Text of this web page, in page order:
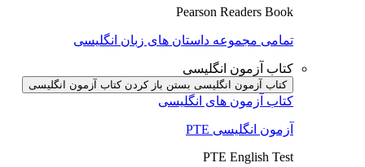
Pearson Readers Book
تمامی مجموعه داستان های زبان انگلیسی
کتاب آزمون انگلیسی
کتاب آزمون انگلیسی بستن باز کردن کتاب آزمون انگلیسی
کتاب آزمون های انگلیسی
آزمون انگلیسی PTE
PTE English Test